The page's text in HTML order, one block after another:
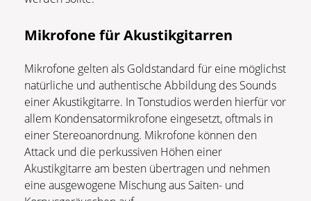
Mikrofone für Akustikgitarren
Mikrofone gelten als Goldstandard für eine möglichst
natürliche und authentische Abbildung des Sounds
einer Akustikgitarre. In Tonstudios werden hierfür vor
allem Kondensatormikrofone eingesetzt, oftmals in
einer Stereoanordnung. Mikrofone können den
Attack und die perkussiven Höhen einer
Akustikgitarre am besten übertragen und nehmen
eine ausgewogene Mischung aus Saiten- und